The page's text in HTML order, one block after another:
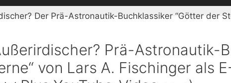
Prä-Astronautik-
von Lars A. Fischinger als